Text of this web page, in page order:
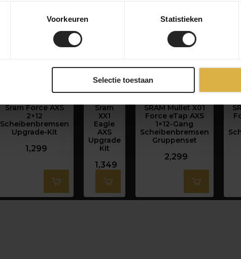
Voorkeuren Statistieken
Selectie toestaan
Sram Force AXS
2×12
Scheibenbremsen
Upgrade-Kit
1,299
Sram
XX1
Eagle
AXS
Upgrade
Kit
1,349
SRAM Mullet X01
Force eTap AXS
1×12-Gang
Scheibenbremsen
Gruppenset
2,299